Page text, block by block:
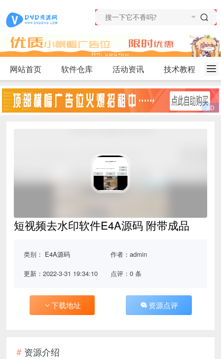
网站首页 软件仓库 活动资讯 技术教程
短视频去水印软件E4A源码 附带成品
类别： E4A源码 作者：admin
更新：2022-3-31 19:34:10 点评：0 条
下载地址 资源点评
资源介绍